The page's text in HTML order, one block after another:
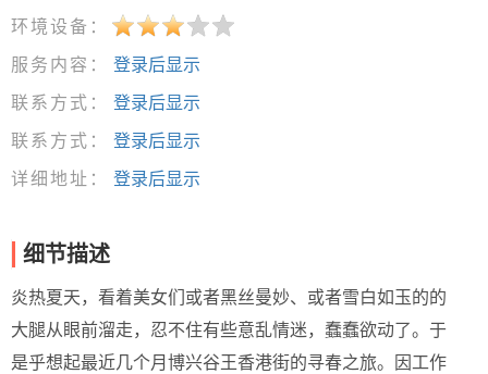
环境设备：
服务内容：
登录后显示
联系方式：
登录后显示
联系方式：
登录后显示
详细地址：
登录后显示
细节描述
炎热夏天，看着美女们或者黑丝曼妙、或者雪白如玉的的
大腿从眼前溜走，忍不住有些意乱情迷，蠢蠢欲动了。于
是乎想起最近几个月博兴谷王香港街的寻春之旅。因工作